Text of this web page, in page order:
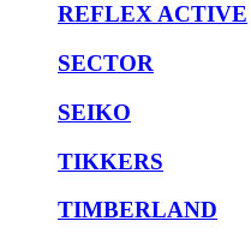
REFLEX ACTIVE
SECTOR
SEIKO
TIKKERS
TIMBERLAND